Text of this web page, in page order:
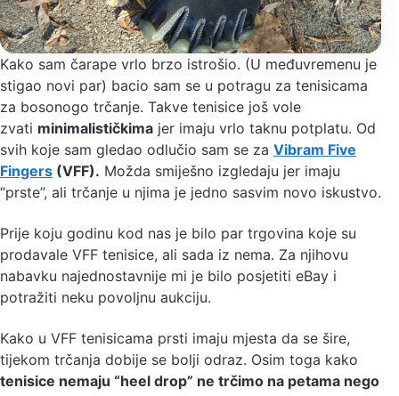
Kako sam čarape vrlo brzo istrošio. (U međuvremenu je
stigao novi par) bacio sam se u potragu za tenisicama
za bosonogo trčanje. Takve tenisice još vole
zvati minimalističkima jer imaju vrlo taknu potplatu. Od
svih koje sam gledao odlučio sam se za Vibram Five
Fingers (VFF). Možda smiješno izgledaju jer imaju
“prste”, ali trčanje u njima je jedno sasvim novo iskustvo.
Prije koju godinu kod nas je bilo par trgovina koje su
prodavale VFF tenisice, ali sada iz nema. Za njihovu
nabavku najednostavnije mi je bilo posjetiti eBay i
potražiti neku povoljnu aukciju.
Kako u VFF tenisicama prsti imaju mjesta da se šire,
tijekom trčanja dobije se bolji odraz. Osim toga kako
tenisice nemaju “heel drop” ne trčimo na petama nego